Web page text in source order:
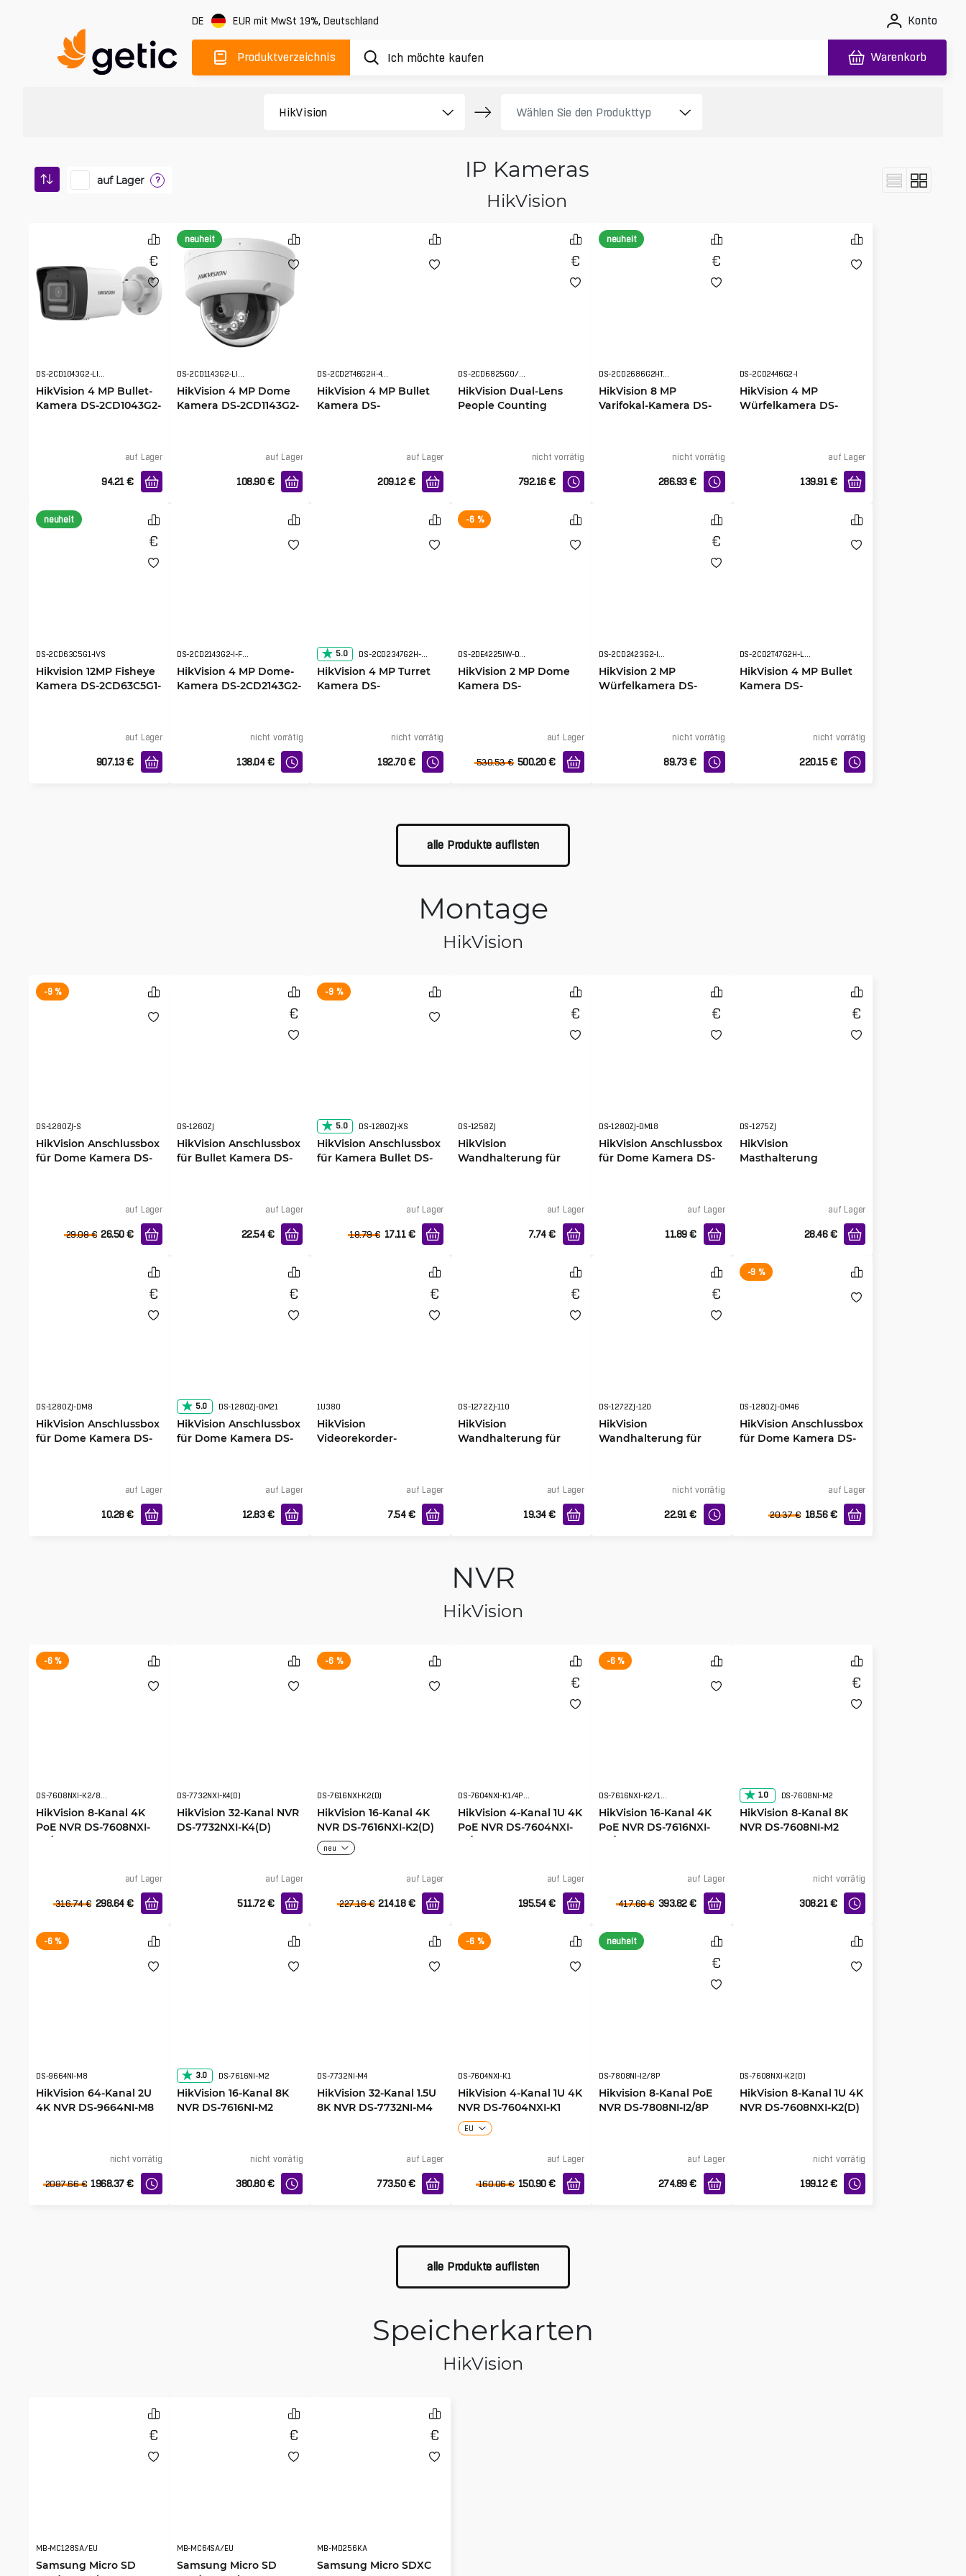
DE EUR mit MwSt 19%, Deutschland Konto
Produktverzeichnis Warenkorb
auf Lager ? IP Kameras
HikVision
DS-2CD1043G2-LIU(2.8mm)(O-STD)
HikVision 4 MP Bullet-
Kamera DS-2CD1043G2-
auf Lager
94.21 €
neuheit
DS-2CD1143G2-LIU(2.8mm)
HikVision 4 MP Dome
Kamera DS-2CD1143G2-
auf Lager
108.90 €
DS-2CD2T46G2H-4I(2.8mm)(eF)
HikVision 4 MP Bullet
Kamera DS-
auf Lager
209.12 €
DS-2CD6825G0/C-IVS(2mm)(B)
HikVision Dual-Lens
People Counting
nicht vorrätig
792.16 €
neuheit
DS-2CD2686G2HT-IZS(2.8-12mm)(eF)
HikVision 8 MP
Varifokal-Kamera DS-
nicht vorrätig
286.93 €
DS-2CD2446G2-I
HikVision 4 MP
Würfelkamera DS-
auf Lager
139.91 €
neuheit
DS-2CD63C5G1-IVS
Hikvision 12MP Fisheye
Kamera DS-2CD63C5G1-
auf Lager
907.13 €
DS-2CD2143G2-I-F2.8
HikVision 4 MP Dome-
Kamera DS-2CD2143G2-
nicht vorrätig
138.04 €
5.0 DS-2CD2347G2H-LIU(2.8mm)(eF)
HikVision 4 MP Turret
Kamera DS-
nicht vorrätig
192.70 €
-6 %
DS-2DE4225IW-DE(T5)
HikVision 2 MP Dome
Kamera DS-
auf Lager
530.53 € 500.20 €
DS-2CD2423G2-IW(2.8mm)(W)
HikVision 2 MP
Würfelkamera DS-
nicht vorrätig
89.73 €
DS-2CD2T47G2H-LI(2.8mm)(eF)
HikVision 4 MP Bullet
Kamera DS-
nicht vorrätig
220.15 €
alle Produkte auflisten
Montage
HikVision
-9 %
DS-1280ZJ-S
HikVision Anschlussbox
für Dome Kamera DS-
auf Lager
29.08 € 26.50 €
DS-1260ZJ
HikVision Anschlussbox
für Bullet Kamera DS-
auf Lager
22.54 €
-9 %
5.0 DS-1280ZJ-XS
HikVision Anschlussbox
für Kamera Bullet DS-
auf Lager
18.79 € 17.11 €
DS-1258ZJ
HikVision
Wandhalterung für
auf Lager
7.74 €
DS-1280ZJ-DM18
HikVision Anschlussbox
für Dome Kamera DS-
auf Lager
11.89 €
DS-1275ZJ
HikVision
Masthalterung
auf Lager
28.46 €
DS-1280ZJ-DM8
HikVision Anschlussbox
für Dome Kamera DS-
auf Lager
10.28 €
5.0 DS-1280ZJ-DM21
HikVision Anschlussbox
für Dome Kamera DS-
auf Lager
12.83 €
1U380
HikVision
Videorekorder-
auf Lager
7.54 €
DS-1272ZJ-110
HikVision
Wandhalterung für
auf Lager
19.34 €
DS-1272ZJ-120
HikVision
Wandhalterung für
nicht vorrätig
22.91 €
-9 %
DS-1280ZJ-DM46
HikVision Anschlussbox
für Dome Kamera DS-
auf Lager
20.37 € 18.56 €
NVR
HikVision
-6 %
DS-7608NXI-K2/8P(D)
HikVision 8-Kanal 4K
PoE NVR DS-7608NXI-
K2/8P(D)
auf Lager
316.74 € 298.64 €
DS-7732NXI-K4(D)
HikVision 32-Kanal NVR
DS-7732NXI-K4(D)
auf Lager
511.72 €
-6 %
DS-7616NXI-K2(D)
HikVision 16-Kanal 4K
NVR DS-7616NXI-K2(D)
neu
auf Lager
227.16 € 214.18 €
DS-7604NXI-K1/4P(D)
HikVision 4-Kanal 1U 4K
PoE NVR DS-7604NXI-
K1/4P(D)
auf Lager
195.54 €
-6 %
DS-7616NXI-K2/16P(D)
HikVision 16-Kanal 4K
PoE NVR DS-7616NXI-
K2/16P(D)
auf Lager
417.68 € 393.82 €
1.0 DS-7608NI-M2
HikVision 8-Kanal 8K
NVR DS-7608NI-M2
nicht vorrätig
308.21 €
-6 %
DS-9664NI-M8
HikVision 64-Kanal 2U
4K NVR DS-9664NI-M8
nicht vorrätig
2087.66 € 1968.37 €
3.0 DS-7616NI-M2
HikVision 16-Kanal 8K
NVR DS-7616NI-M2
nicht vorrätig
380.80 €
DS-7732NI-M4
HikVision 32-Kanal 1.5U
8K NVR DS-7732NI-M4
auf Lager
773.50 €
-6 %
DS-7604NXI-K1
HikVision 4-Kanal 1U 4K
NVR DS-7604NXI-K1
EU
auf Lager
160.06 € 150.90 €
neuheit
DS-7808NI-I2/8P
Hikvision 8-Kanal PoE
NVR DS-7808NI-I2/8P
auf Lager
274.89 €
DS-7608NXI-K2(D)
HikVision 8-Kanal 1U 4K
NVR DS-7608NXI-K2(D)
nicht vorrätig
199.12 €
alle Produkte auflisten
Speicherkarten
HikVision
MB-MC128SA/EU
Samsung Micro SD
MB-MC64SA/EU
Samsung Micro SD
MB-MD256KA
Samsung Micro SDXC